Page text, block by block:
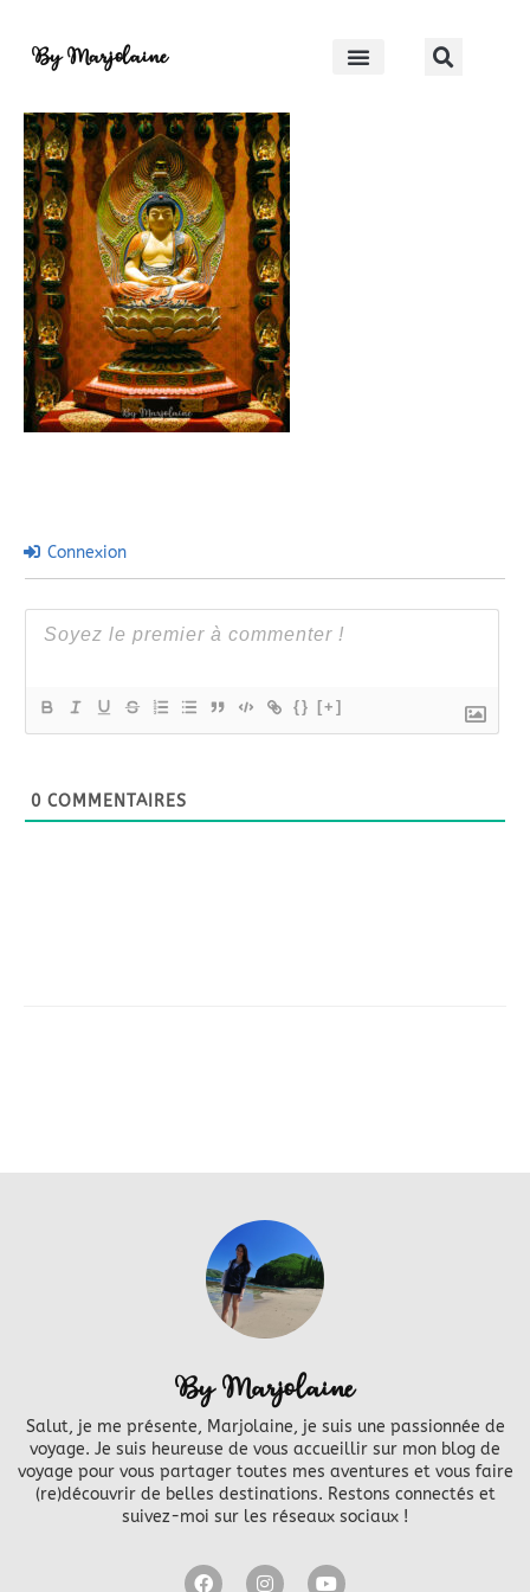
By Marjolaine
Connexion
{} [+]
0 COMMENTAIRES
By Marjolaine
Salut, je me présente, Marjolaine, je suis une passionnée de
voyage. Je suis heureuse de vous accueillir sur mon blog de
voyage pour vous partager toutes mes aventures et vous faire
(re)découvrir de belles destinations. Restons connectés et
suivez-moi sur les réseaux sociaux !